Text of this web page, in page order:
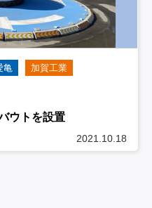
亀 加賀工業
ウトを設置
2021.10.18